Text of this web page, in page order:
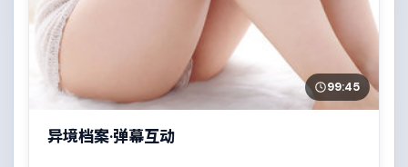
99:45
异境档案·弹幕互动